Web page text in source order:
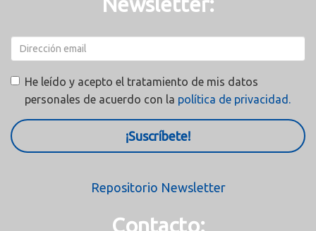
He leído y acepto el tratamiento de mis datos
personales de acuerdo con la política de privacidad.
¡Suscríbete!
Repositorio Newsletter
Contacto: